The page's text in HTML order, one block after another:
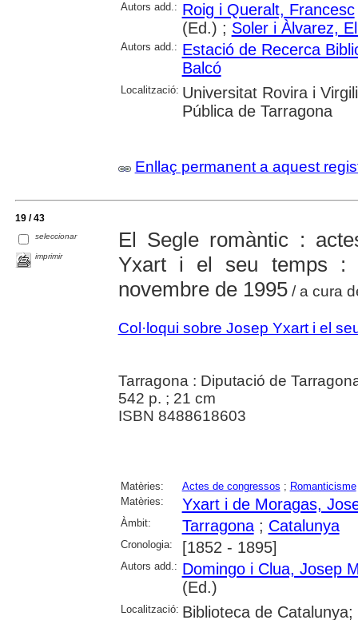
Autors add.: Roig i Queralt, Francesc
(Ed.) ; Soler i Àlvarez,
Autors add.: Estació de Recerca
Balcó
Localització: Universitat Rovira i
Pública de Tarragona
Enllaç permanent a aquest
19 / 43
seleccionar
imprimir
El Segle romàntic :
Yxart i el seu temps :
novembre de 1995/ a cura
Col·loqui sobre Josep Yxart i el
Tarragona : Diputació de
542 p. ; 21 cm
ISBN 8488618603
Matèries: Actes de congressos ; Romanticisme
Matèries:
Yxart i de Moragas,
Àmbit: Tarragona; Catalunya
Cronologia: [1852 - 1895]
Autors add.: Domingo i Clua, Josep
(Ed.)
Localització: Biblioteca de